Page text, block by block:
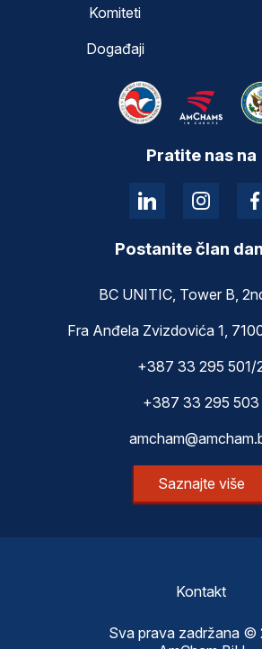
Komiteti
Događaji
Pratite nas na
Postanite član
BC UNITIC, Tower B,
Fra Anđela Zvizdovića 1,
+387 33 295 501/
+387 33 295 503
Saznajte više
Kontakt
Sva prava zadržana ©